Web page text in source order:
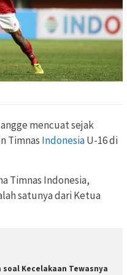
mencuat sejak
Timnas IndonesiaU-16 di
Timnas Indonesia,
satunya dari Ketua
soal Kecelakaan Tewasnya